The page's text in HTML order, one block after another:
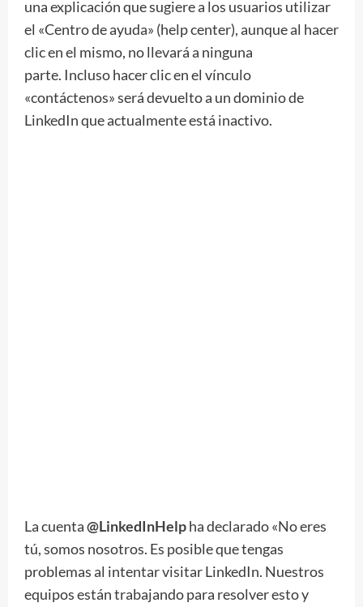
una explicación que sugiere a los usuarios utilizar
el «Centro de ayuda» (help center), aunque al hacer
clic en el mismo, no llevará a ninguna
parte. Incluso hacer clic en el vínculo
«contáctenos» será devuelto a un dominio de
LinkedIn que actualmente está inactivo.
La cuenta@LinkedInHelpha declarado «No eres
tú, somos nosotros. Es posible que tengas
problemas al intentar visitar LinkedIn. Nuestros
equipos están trabajando para resolver esto y